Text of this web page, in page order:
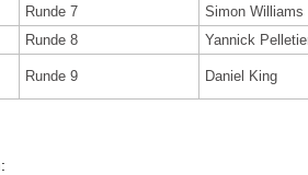
Runde 7
Simon Williams
Runde 8 Yannick
Runde 9 Daniel King